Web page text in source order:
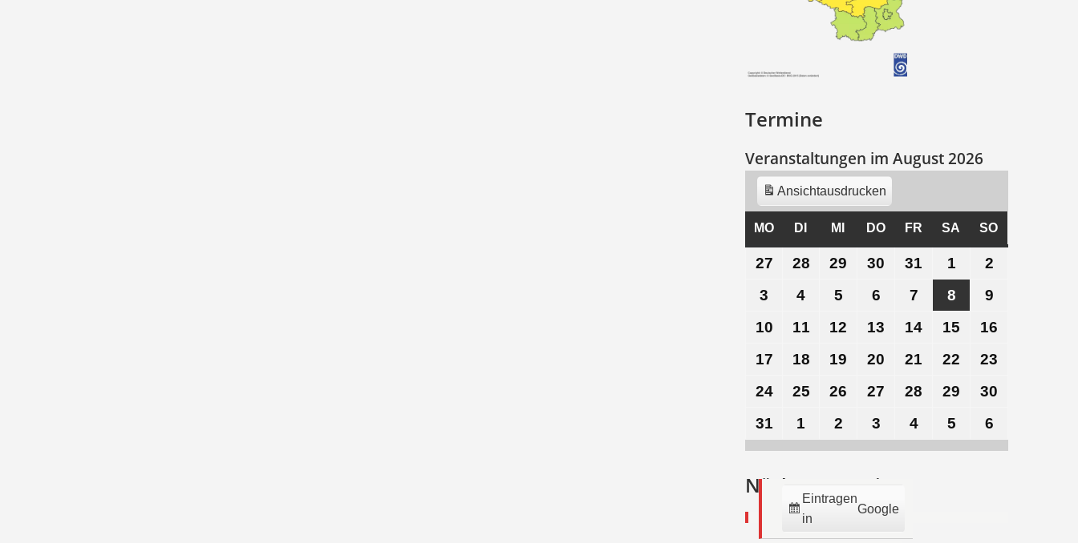
Termine
Veranstaltungen im August 2026
Ansichtausdrucken
MOMONTAG
DI DIENSTAG
MI MITTWOCH
DODONNERSTAG
FR FREITAG
SA SAMSTAG
SO
27 27.28 28.
Juli
29 29.
Juli
30 30.
Juli
31
Juli
2026
1
August
2026
2
3
August
4
August
5
August
6
August
7
August
8
August
9
August
10 10.
August
11 11.
August
12 12.
August
13 13.
August
14 14.
August
15 15.
August
16
17 17.
August
18 18.
August
19 19.
August
20 20.
August
21 21.
August
22 22.
August
23
2424.
August
2026
25 25.
August
2026
26 26.
August
2026
27 27.
August
2026
28 28.
August
2026
29 29.
August
2026
30
2026
31
August
1
September
2
September
3
September
44.
September
5
September
6
September
Eintragen
in
Google
Nächste Termine: